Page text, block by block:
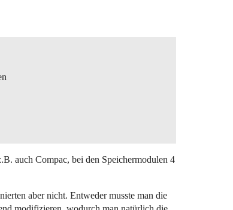
auch Compac, bei den Speichermodulen 4
aber nicht. Entweder musste man die